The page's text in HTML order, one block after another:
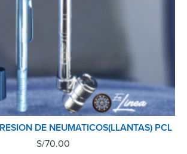
DE NEUMATICOS(LLANTAS) PCL
S/70.00